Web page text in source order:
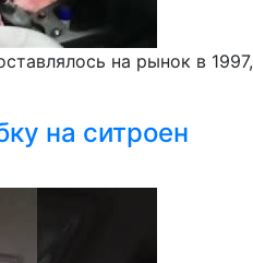
на рынок в 1997,
на ситроен